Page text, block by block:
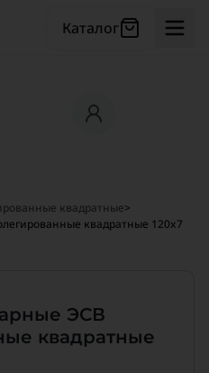
Каталог
квадратные>
квадратные 120x7
ЭСВ
квадратные